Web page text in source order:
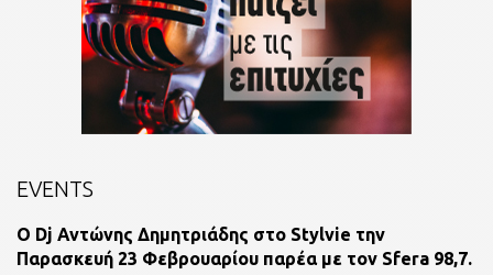
EVENTS
O Dj Αντώνης Δημητριάδης στο Stylvie την
Παρασκευή 23 Φεβρουαρίου παρέα με τον Sfera 98,7.